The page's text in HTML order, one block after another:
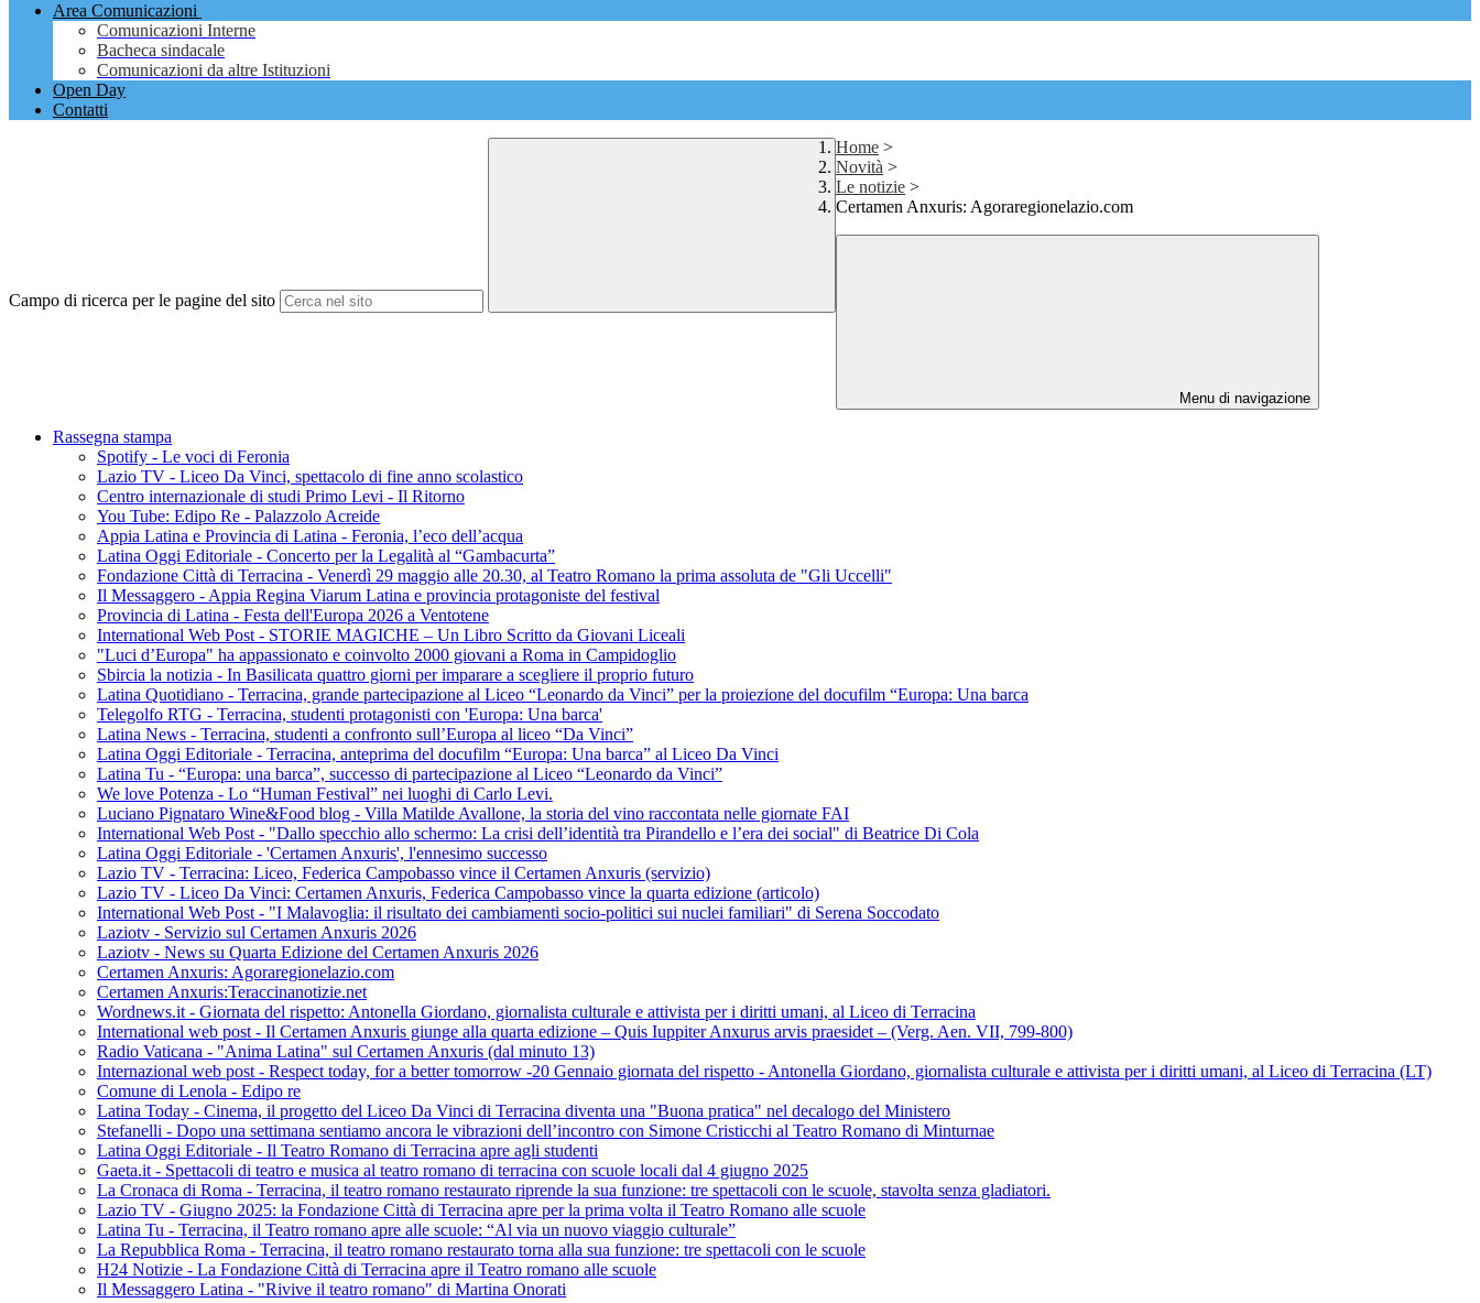
Area Comunicazioni
Comunicazioni Interne
Bacheca sindacale
Comunicazioni da altre Istituzioni
Open Day
Contatti
Campo di ricerca per le pagine del sito
Home >
Novità >
Le notizie >
Certamen Anxuris: Agoraregionelazio.com
Menu di navigazione
Rassegna stampa
Spotify - Le voci di Feronia
Lazio TV - Liceo Da Vinci, spettacolo di fine anno scolastico
Centro internazionale di studi Primo Levi - Il Ritorno
You Tube: Edipo Re - Palazzolo Acreide
Appia Latina e Provincia di Latina - Feronia, l’eco dell’acqua
Latina Oggi Editoriale - Concerto per la Legalità al “Gambacurta”
Fondazione Città di Terracina - Venerdì 29 maggio alle 20.30, al Teatro Romano la prima assoluta de "Gli Uccelli"
Il Messaggero - Appia Regina Viarum Latina e provincia protagoniste del festival
Provincia di Latina - Festa dell'Europa 2026 a Ventotene
International Web Post - STORIE MAGICHE – Un Libro Scritto da Giovani Liceali
"Luci d’Europa" ha appassionato e coinvolto 2000 giovani a Roma in Campidoglio
Sbircia la notizia - In Basilicata quattro giorni per imparare a scegliere il proprio futuro
Latina Quotidiano - Terracina, grande partecipazione al Liceo “Leonardo da Vinci” per la proiezione del docufilm “Europa: Una barca
Telegolfo RTG - Terracina, studenti protagonisti con 'Europa: Una barca'
Latina News - Terracina, studenti a confronto sull’Europa al liceo “Da Vinci”
Latina Oggi Editoriale - Terracina, anteprima del docufilm “Europa: Una barca” al Liceo Da Vinci
Latina Tu - “Europa: una barca”, successo di partecipazione al Liceo “Leonardo da Vinci”
We love Potenza - Lo “Human Festival” nei luoghi di Carlo Levi.
Luciano Pignataro Wine&Food blog - Villa Matilde Avallone, la storia del vino raccontata nelle giornate FAI
International Web Post - "Dallo specchio allo schermo: La crisi dell’identità tra Pirandello e l’era dei social" di Beatrice Di Cola
Latina Oggi Editoriale - 'Certamen Anxuris', l'ennesimo successo
Lazio TV - Terracina: Liceo, Federica Campobasso vince il Certamen Anxuris (servizio)
Lazio TV - Liceo Da Vinci: Certamen Anxuris, Federica Campobasso vince la quarta edizione (articolo)
International Web Post - "I Malavoglia: il risultato dei cambiamenti socio-politici sui nuclei familiari" di Serena Soccodato
Laziotv - Servizio sul Certamen Anxuris 2026
Laziotv - News su Quarta Edizione del Certamen Anxuris 2026
Certamen Anxuris: Agoraregionelazio.com
Certamen Anxuris:Teraccinanotizie.net
Wordnews.it - Giornata del rispetto: Antonella Giordano, giornalista culturale e attivista per i diritti umani, al Liceo di Terracina
International web post - Il Certamen Anxuris giunge alla quarta edizione – Quis Iuppiter Anxurus arvis praesidet – (Verg. Aen. VII, 799-800)
Radio Vaticana - "Anima Latina" sul Certamen Anxuris (dal minuto 13)
Internazional web post - Respect today, for a better tomorrow -20 Gennaio giornata del rispetto - Antonella Giordano, giornalista culturale e attivista per i diritti umani, al Liceo di Terracina (LT)
Comune di Lenola - Edipo re
Latina Today - Cinema, il progetto del Liceo Da Vinci di Terracina diventa una "Buona pratica" nel decalogo del Ministero
Stefanelli - Dopo una settimana sentiamo ancora le vibrazioni dell’incontro con Simone Cristicchi al Teatro Romano di Minturnae
Latina Oggi Editoriale - Il Teatro Romano di Terracina apre agli studenti
Gaeta.it - Spettacoli di teatro e musica al teatro romano di terracina con scuole locali dal 4 giugno 2025
La Cronaca di Roma - Terracina, il teatro romano restaurato riprende la sua funzione: tre spettacoli con le scuole, stavolta senza gladiatori.
Lazio TV - Giugno 2025: la Fondazione Città di Terracina apre per la prima volta il Teatro Romano alle scuole
Latina Tu - Terracina, il Teatro romano apre alle scuole: “Al via un nuovo viaggio culturale”
La Repubblica Roma - Terracina, il teatro romano restaurato torna alla sua funzione: tre spettacoli con le scuole
H24 Notizie - La Fondazione Città di Terracina apre il Teatro romano alle scuole
Il Messaggero Latina - "Rivive il teatro romano" di Martina Onorati